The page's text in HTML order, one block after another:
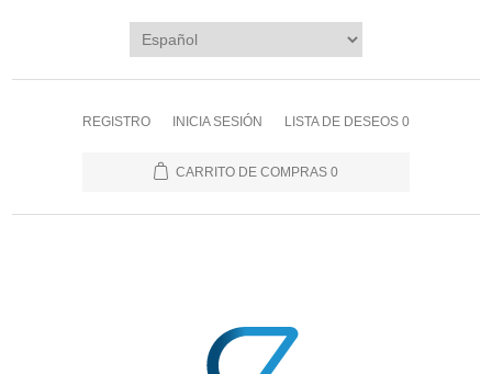
REGISTRO INICIA SESIÓN LISTA DE DESEOS 0
CARRITO DE COMPRAS 0